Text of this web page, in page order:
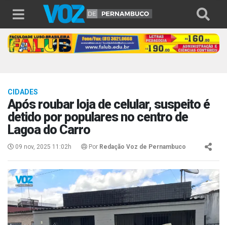
CIDADES
Após roubar loja de celular, suspeito é
detido por populares no centro de
Lagoa do Carro
09 nov, 2025 11:02h Por Redação Voz de Pernambuco